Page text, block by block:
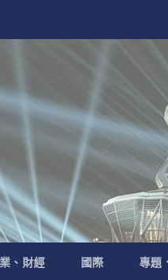
、財經 國際 專題